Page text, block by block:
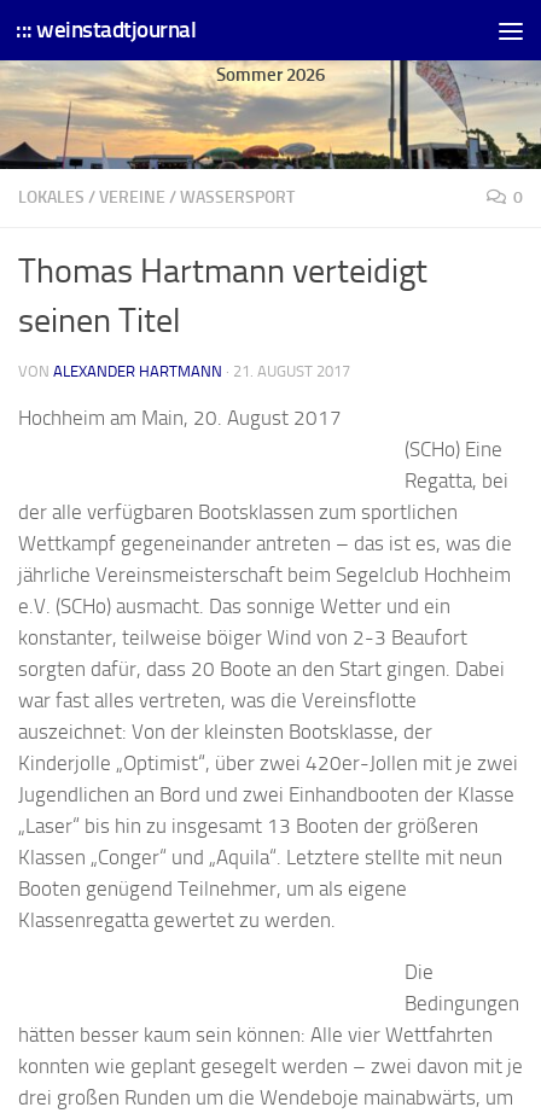
Skip to content
::: weinstadtjournal
Sommer 2026
LOKALES /VEREINE /WASSERSPORT 0
Thomas Hartmann verteidigt
seinen Titel
VON ALEXANDER HARTMANN · 21. AUGUST 2017
Hochheim am Main, 20. August 2017
(SCHo) Eine
Regatta, bei
der alle verfügbaren Bootsklassen zum sportlichen
Wettkampf gegeneinander antreten – das ist es, was die
jährliche Vereinsmeisterschaft beim Segelclub Hochheim
e.V. (SCHo) ausmacht. Das sonnige Wetter und ein
konstanter, teilweise böiger Wind von 2-3 Beaufort
sorgten dafür, dass 20 Boote an den Start gingen. Dabei
war fast alles vertreten, was die Vereinsflotte
auszeichnet: Von der kleinsten Bootsklasse, der
Kinderjolle „Optimist“, über zwei 420er-Jollen mit je zwei
Jugendlichen an Bord und zwei Einhandbooten der Klasse
„Laser“ bis hin zu insgesamt 13 Booten der größeren
Klassen „Conger“ und „Aquila“. Letztere stellte mit neun
Booten genügend Teilnehmer, um als eigene
Klassenregatta gewertet zu werden.
Die
Bedingungen
hätten besser kaum sein können: Alle vier Wettfahrten
konnten wie geplant gesegelt werden – zwei davon mit je
drei großen Runden um die Wendeboje mainabwärts, um